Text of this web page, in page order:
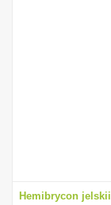
Hemibrycon jelskii